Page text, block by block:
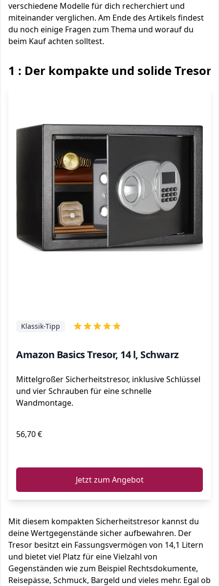
verschiedene Modelle für dich recherchiert und
miteinander verglichen. Am Ende des Artikels findest
du noch einige Fragen zum Thema und worauf du
beim Kauf achten solltest.
1 : Der kompakte und solide Tresor
Amazon Basics Tresor, 14 l, Schwarz
Klassik-Tipp
Mittelgroßer Sicherheitstresor, inklusive Schlüssel
und vier Schrauben für eine schnelle
Wandmontage.
56,70 €
Jetzt zum Angebot
Mit diesem kompakten Sicherheitstresor kannst du
deine Wertgegenstände sicher aufbewahren. Der
Tresor besitzt ein Fassungsvermögen von 14,1 Litern
und bietet viel Platz für eine Vielzahl von
Gegenständen wie zum Beispiel Rechtsdokumente,
Reisepässe, Schmuck, Bargeld und vieles mehr. Egal ob